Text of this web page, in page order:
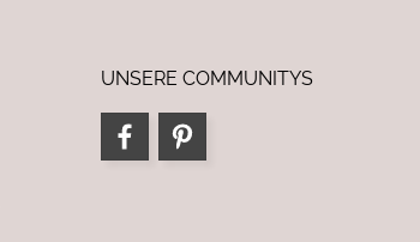
UNSERE COMMUNITYS